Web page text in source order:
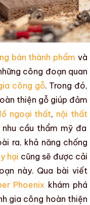
bán thành phẩm và
công đoạn quan
công gỗ. Trong đó,
thiện gỗ giúp đảm
ngoại thất, nội thất
cầu thẩm mỹ đa
ra, khả năng chống
hại cũng sẽ được cải
này. Qua bài viết
Phoenix khám phá
gia công hoàn thiện